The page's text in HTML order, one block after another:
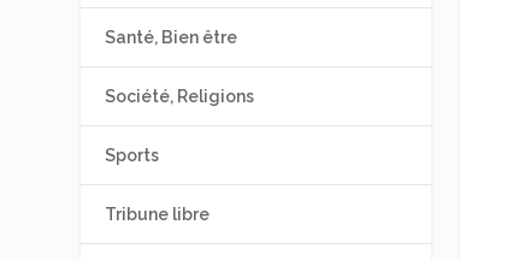
Santé, Bien être
Société, Religions
Sports
Tribune libre